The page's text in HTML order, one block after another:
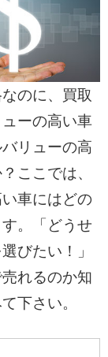
のに、買取
ーの高い車
リューの高
ここでは、
車にはどの
。「どうせ
びたい！」
れるのか知
下さい。